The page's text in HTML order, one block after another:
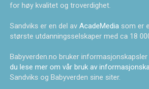
for høy kvalitet og troverdighet.
Sandviks er en del av AcadeMedia som er
største utdanningsselskaper med ca 18
Babyverden.no bruker
du lese mer om vår bruk av
Sandviks og Babyverden sine siter.